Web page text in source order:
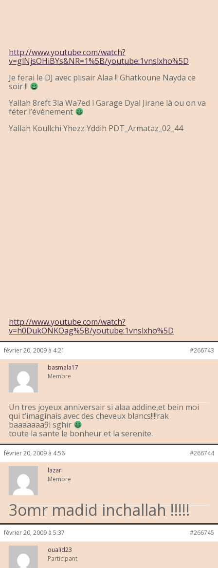
http://www.youtube.com/watch?
v=glNjsOHiBYs&NR=1%5B/youtube:1vnslxho%5D
Je ferai le DJ avec plisair Alaa !! Ghatkoune Nayda ce
soir !!
Yallah 8reft 3la Wa7ed l Garage Dyal Jirane là ou on va
féter l’événement
Yallah Koullchi Yhezz Yddih PDT_Armataz_02_44
http://www.youtube.com/watch?
v=h0DukONKOag%5B/youtube:1vnslxho%5D
février 20, 2009 à 4:21 #266743
basmala17
Membre
Un tres joyeux anniversair si alaa addine,et bein moi
qui t’imaginais avec des cheveux blancs!!!!rak
baaaaaaa9i sghir
toute la sante le bonheur et la serenite.
février 20, 2009 à 4:56 #266744
lazari
Membre
3omr madid inchallah !!!!!
février 20, 2009 à 5:37 #266745
oualid23
Participant